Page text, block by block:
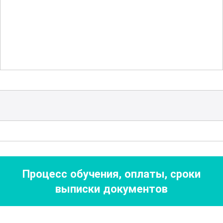
частью обучения является
Слушатели курса также изучат
исторический аспект создания черни,
что поможет понять эволюцию
технологий и методов в этой области.
Будет возможность исследовать
Процесс обучения, оплаты, сроки
выписки документов